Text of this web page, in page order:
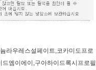
라우레스설페이트,코카미도프로
엠이에이,구아하이드록시프로필